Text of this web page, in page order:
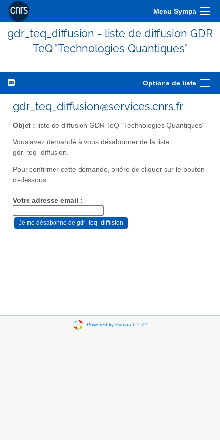
Menu Sympa
gdr_teq_diffusion - liste de diffusion GDR
TeQ "Technologies Quantiques"
Options de liste
gdr_teq_diffusion@services.cnrs.fr
Objet : liste de diffusion GDR TeQ "Technologies Quantiques"
Vous avez demandé à vous désabonner de la liste
gdr_teq_diffusion.
Pour confirmer cette demande, prière de cliquer sur le bouton
ci-dessous :
Votre adresse email :
Powered by Sympa 6.2.72